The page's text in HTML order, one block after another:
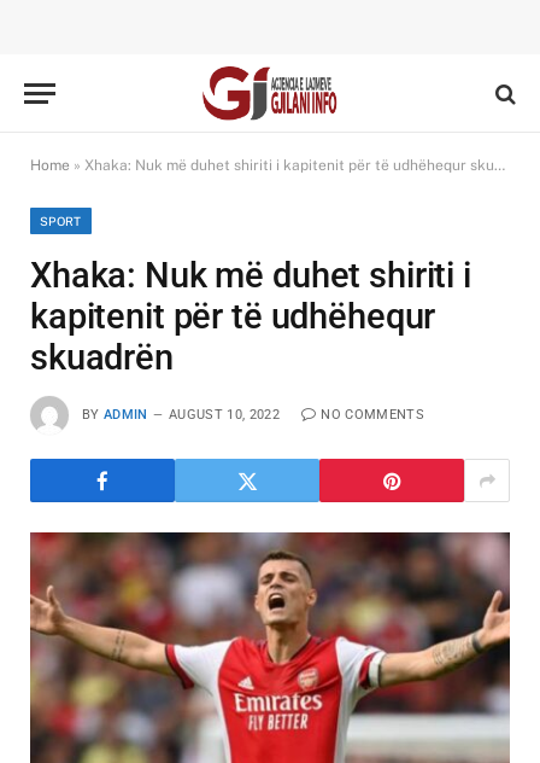
Home » Xhaka: Nuk më duhet shiriti i kapitenit për të udhëhequr skuadrën
SPORT
Xhaka: Nuk më duhet shiriti i
kapitenit për të udhëhequr
skuadrën
BY ADMIN AUGUST 10, 2022 NO COMMENTS